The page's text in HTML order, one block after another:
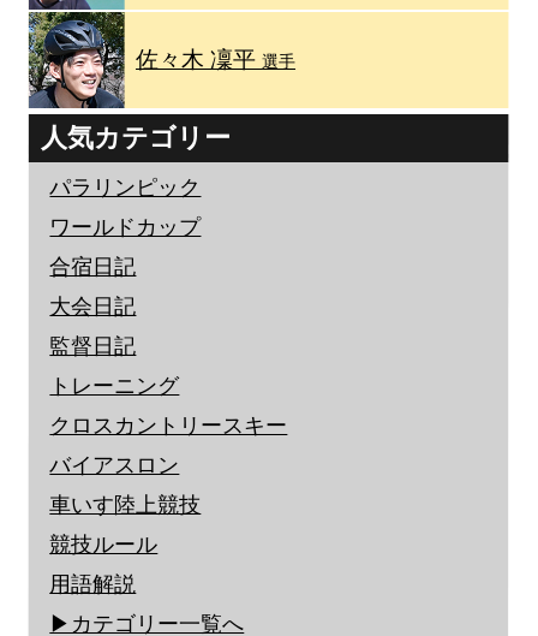
佐々木 凜平選手
人気カテゴリー
パラリンピック
ワールドカップ
合宿日記
大会日記
監督日記
トレーニング
クロスカントリースキー
バイアスロン
車いす陸上競技
競技ルール
用語解説
▶︎カテゴリー一覧へ